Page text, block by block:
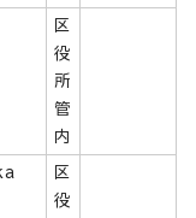
区
役
所
管
内
区
役